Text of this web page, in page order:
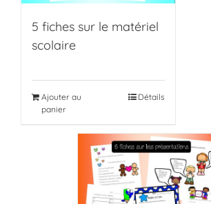
5 fiches sur le matériel
scolaire
Ajouter au
panier
Détails